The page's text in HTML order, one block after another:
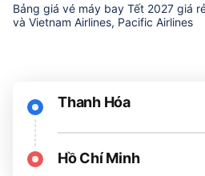
Bảng giá vé máy bay Tết 2027 giá
và Vietnam Airlines, Pacific Airlines
Thanh Hóa
Hồ Chí Minh